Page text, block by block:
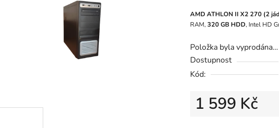
AMD ATHLON II X2 270 (2
RAM,320GB HDD, Intel HD
Položka byla vyprodána…
Dostupnost
Kód:
1 599 Kč